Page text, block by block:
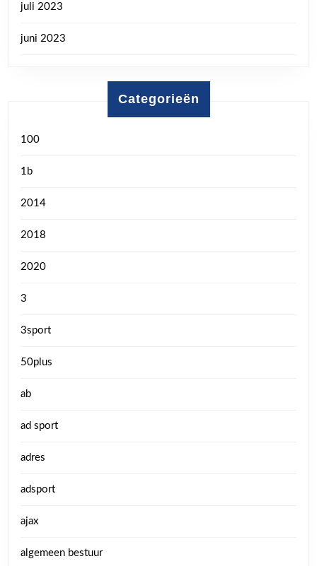
juli 2023
juni 2023
Categorieën
100
1b
2014
2018
2020
3
3sport
50plus
ab
ad sport
adres
adsport
ajax
algemeen bestuur